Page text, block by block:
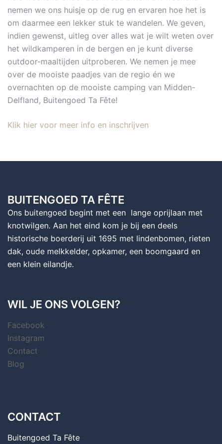
nemen we ons huisje op de rug en ervaren hoe het is
om daarmee een lekker stuk te wandelen. We geven,
indien gewenst, uitleg over alles wat je wilt weten over
het wildkamperen in de bergen en je kunt diverse
outdoor-maaltijden uitproberen. We nemen je mee
over de mooiste paadjes van de regio én we
overnachten op de mooiste camping van Midden-
Delfland, Buitengoed Ta Fête!
Klik hier voor meer info en inschrijven
BUITENGOED TA FÊTE
Ons buitengoed begint met een lange oprijlaan met
knotwilgen. Aan het eind kom je bij een deels
historische boerderij uit 1695 met lindenbomen, rieten
dak, oude melkkelder, opkamer, een boomgaard en
een klein eilandje.
WIL JE ONS VOLGEN?
Facebook
Instagram
Contact
Blog
CONTACT
Buitengoed Ta Fête